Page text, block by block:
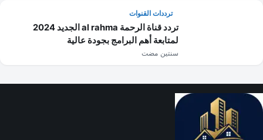
ترددات القنوات
تردد قناة الرحمة al rahma الجديد 2024
لمتابعة أهم البرامج بجودة عالية
سنتين مضت